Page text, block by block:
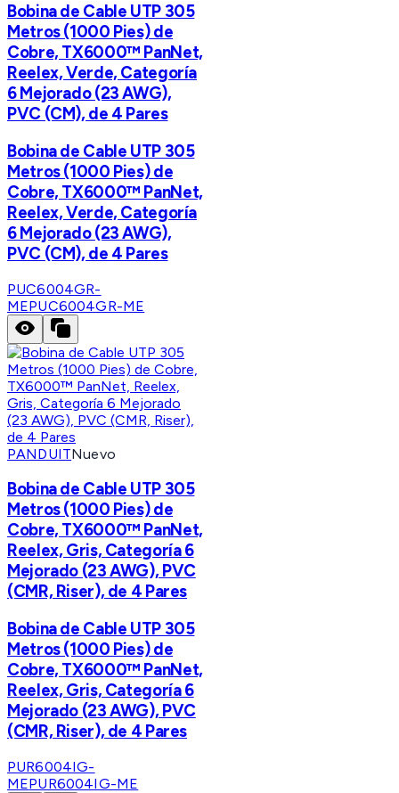
Bobina de Cable UTP 305
Metros (1000 Pies) de
Cobre, TX6000™ PanNet,
Reelex, Verde, Categoría
6 Mejorado (23 AWG),
PVC (CM), de 4 Pares
Bobina de Cable UTP 305
Metros (1000 Pies) de
Cobre, TX6000™ PanNet,
Reelex, Verde, Categoría
6 Mejorado (23 AWG),
PVC (CM), de 4 Pares
PUC6004GR-
MEPUC6004GR-ME
PANDUITNuevo
Bobina de Cable UTP 305
Metros (1000 Pies) de
Cobre, TX6000™ PanNet,
Reelex, Gris, Categoría 6
Mejorado (23 AWG), PVC
(CMR, Riser), de 4 Pares
Bobina de Cable UTP 305
Metros (1000 Pies) de
Cobre, TX6000™ PanNet,
Reelex, Gris, Categoría 6
Mejorado (23 AWG), PVC
(CMR, Riser), de 4 Pares
PUR6004IG-
MEPUR6004IG-ME